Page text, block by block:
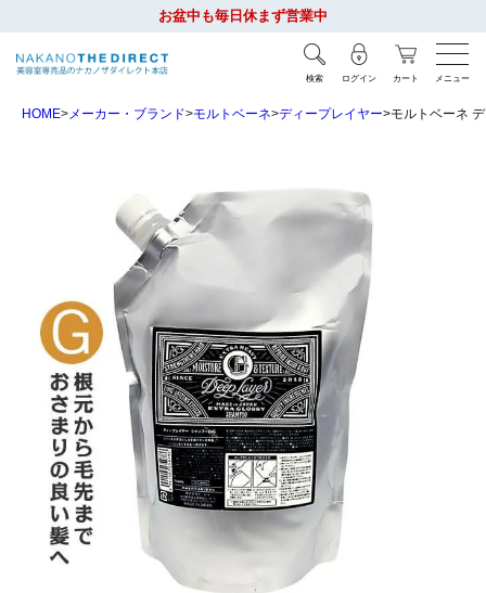
お盆中も毎日休まず営業中
検索 ログイン カート メニュー
HOME メーカー・ブランド モルトベーネ ディープレイヤー モルトベーネ